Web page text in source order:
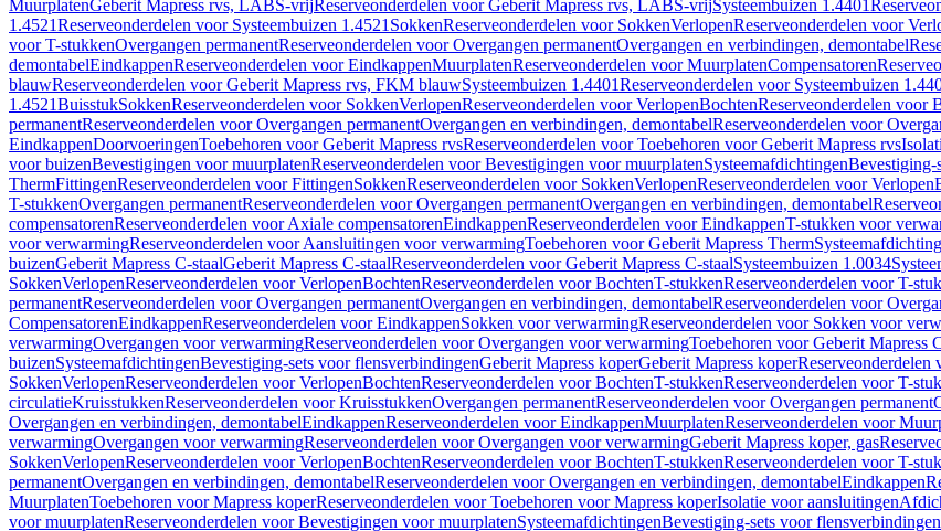
MuurplatenGeberit Mapress rvs, LABS-vrijReserveonderdelen voor Geberit Mapress rvs, LABS-vrijSysteembuizen 1.4401
1.4521Reserveonderdelen voor Systeembuizen 1.4521 SokkenReserveonderdelen voor SokkenVerlopenReserveonderdelen voor
voor T-stukkenOvergangen permanentReserveonderdelen voor Overgangen permanentOvergangen en verbindingen, demontabel
demontabelEindkappenReserveonderdelen voor EindkappenMuurplatenReserveonderdelen voor MuurplatenCompensatoren
blauwReserveonderdelen voor Geberit Mapress rvs, FKM blauwSysteembuizen 1.4401Reserveonderdelen voor Systeembuizen
1.4521BuisstukSokkenReserveonderdelen voor SokkenVerlopenReserveonderdelen voor VerlopenBochtenReserveonderdelen voor
permanentReserveonderdelen voor Overgangen permanentOvergangen en verbindingen, demontabelReserveonderdelen voor
EindkappenDoorvoeringenToebehoren voor Geberit Mapress rvsReserveonderdelen voor Toebehoren voor Geberit Mapress rvs
voor buizenBevestigingen voor muurplatenReserveonderdelen voor Bevestigingen voor muurplatenSysteemafdichtingenBevestiging-
ThermFittingenReserveonderdelen voor FittingenSokkenReserveonderdelen voor SokkenVerlopenReserveonderdelen voor Verlopen
T-stukkenOvergangen permanentReserveonderdelen voor Overgangen permanentOvergangen en verbindingen, demontabel
compensatorenReserveonderdelen voor Axiale compensatorenEindkappenReserveonderdelen voor EindkappenT-stukken voor
voor verwarmingReserveonderdelen voor Aansluitingen voor verwarmingToebehoren voor Geberit Mapress Therm
buizenGeberit Mapress C-staalGeberit Mapress C-staalReserveonderdelen voor Geberit Mapress C-staalSysteembuizen 1.0034
SokkenVerlopenReserveonderdelen voor VerlopenBochtenReserveonderdelen voor BochtenT-stukkenReserveonderdelen voor T-
permanentReserveonderdelen voor Overgangen permanentOvergangen en verbindingen, demontabelReserveonderdelen voor
CompensatorenEindkappenReserveonderdelen voor EindkappenSokken voor verwarmingReserveonderdelen voor Sokken voor
verwarmingOvergangen voor verwarmingReserveonderdelen voor Overgangen voor verwarmingToebehoren voor Geberit Mapress
buizenSysteemafdichtingenBevestiging-sets voor flensverbindingenGeberit Mapress koperGeberit Mapress koperReserveonderdelen
SokkenVerlopenReserveonderdelen voor VerlopenBochtenReserveonderdelen voor BochtenT-stukkenReserveonderdelen voor T-
circulatieKruisstukkenReserveonderdelen voor KruisstukkenOvergangen permanentReserveonderdelen voor Overgangen permanent
Overgangen en verbindingen, demontabelEindkappenReserveonderdelen voor EindkappenMuurplatenReserveonderdelen voor
verwarmingOvergangen voor verwarmingReserveonderdelen voor Overgangen voor verwarmingGeberit Mapress koper, gas
SokkenVerlopenReserveonderdelen voor VerlopenBochtenReserveonderdelen voor BochtenT-stukkenReserveonderdelen voor T-
permanentOvergangen en verbindingen, demontabelReserveonderdelen voor Overgangen en verbindingen, demontabelEindkappen
MuurplatenToebehoren voor Mapress koperReserveonderdelen voor Toebehoren voor Mapress koperIsolatie voor aansluitingen
voor muurplatenReserveonderdelen voor Bevestigingen voor muurplatenSysteemafdichtingenBevestiging-sets voor flensverbindingen